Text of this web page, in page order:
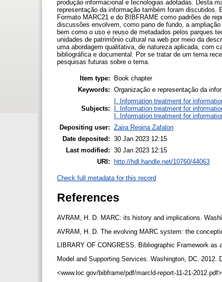
produção informacional e tecnologias adotadas. Desta
representação da informação também foram
Formato MARC21 e do BIBFRAME como padrões de
discussões envolvem, como pano de fundo, a
bem como o uso e reuso de metadados pelos parques
unidades de patrimônio cultural na web por meio da
uma abordagem qualitativa, de natureza aplicada, com
bibliográfica e documental. Por se tratar de um tema
pesquisas futuras sobre o tema.
Item type:
Book chapter
Keywords: Organização e representação da
Subjects:
I. Information treatment for
I. Information treatment for
I. Information treatment for
Depositing user: Zaira Regina Zafalon
Date deposited: 30 Jan 2023 12:15
Last modified: 30 Jan 2023 12:15
URI:
http://hdl.handle.net/10760/44063
Check full metadata for this record
References
AVRAM, H. D. MARC: its history and implications.
AVRAM, H. D. The evolving MARC system: the
LIBRARY OF CONGRESS. Bibliographic Framework
Model and Supporting Services. Washington, DC. 2012.
<www.loc.gov/bibframe/pdf/marcld-report-11-21-